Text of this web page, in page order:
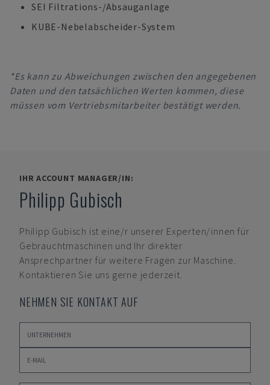
SEI Filtrations-/Absauganlage
KUBE-Nebelabscheider-System
*Es kann zu Abweichungen zwischen den angegebenen
Daten und den tatsächlichen Werten kommen, diese
müssen vom Vertriebsmitarbeiter bestätigt werden.
IHR ACCOUNT MANAGER/IN:
Philipp Gubisch
Philipp Gubisch ist eine/r unserer Experten/innen für
Gebrauchtmaschinen und Ihr direkter
Ansprechpartner für weitere Fragen zur Maschine.
Kontaktieren Sie uns gerne jederzeit.
NEHMEN SIE KONTAKT AUF